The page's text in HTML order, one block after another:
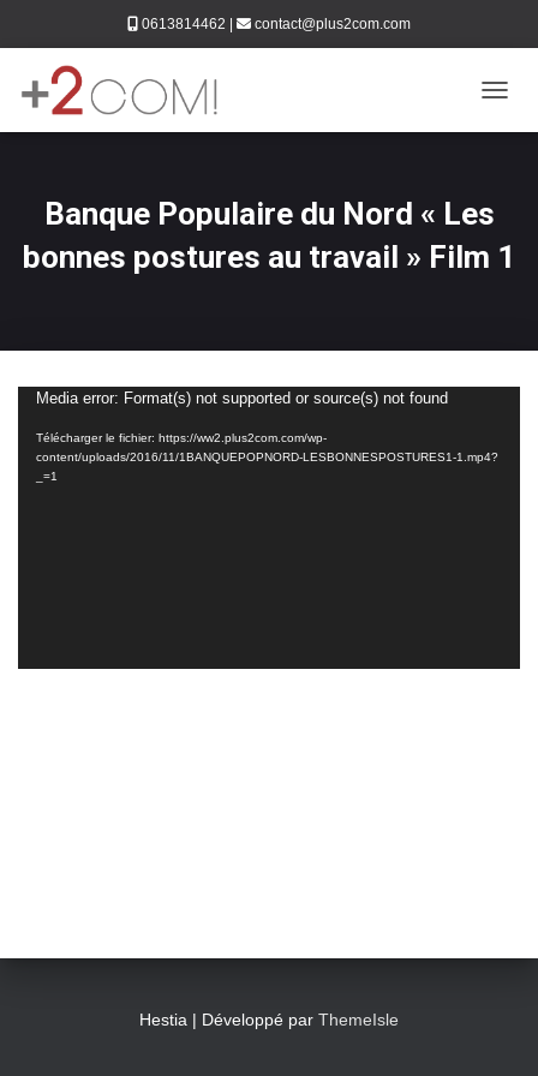
0613814462 contact@plus2com.com
Banque Populaire du Nord « Les
bonnes postures au travail » Film 1
Lecteur
vidéo
Media error: Format(s) not supported or source(s) not found
Télécharger le fichier: https://ww2.plus2com.com/wp-
content/uploads/2016/11/1BANQUEPOPNORD-LESBONNESPOSTURES1-1.mp4?
_=1
Hestia | Développé par ThemeIsle